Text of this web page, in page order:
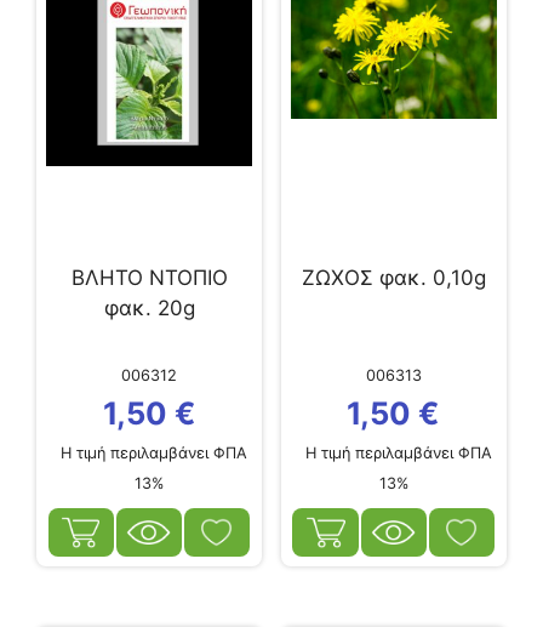
ΒΛΗΤΟ ΝΤΟΠΙΟ
φακ. 20g
006312
1,50 €
Η τιμή περιλαμβάνει ΦΠΑ
13%
ΖΩΧΟΣ φακ. 0,10g
006313
1,50 €
Η τιμή περιλαμβάνει ΦΠΑ
13%